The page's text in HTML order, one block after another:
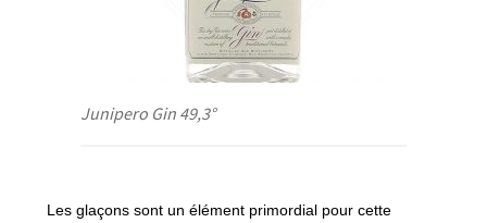
Junipero Gin 49,3°
Les glaçons sont un élément primordial pour cette